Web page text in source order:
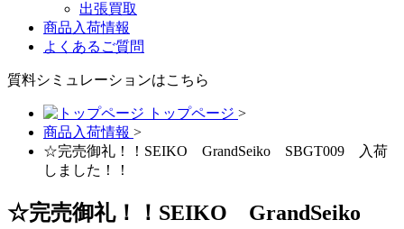
出張買取
商品入荷情報
よくあるご質問
質料シミュレーションはこちら
トップページ >
商品入荷情報 >
☆完売御礼！！SEIKO GrandSeiko SBGT009 入荷
しました！！
☆完売御礼！！SEIKO GrandSeiko